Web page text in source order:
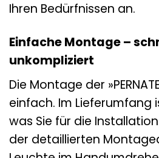
Ihren Bedürfnissen an.
Einfache Montage –
unkompliziert
Die Montage der
einfach. Im Lieferumfang
was Sie für die
der detaillierten